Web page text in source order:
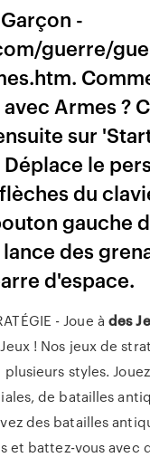
-
guerre/
Armes ?
sur
le
du
gauche
des
d'espace.
- Joue à des
! Nos jeux de
styles.
de batailles
des batailles
et battez-vous avec